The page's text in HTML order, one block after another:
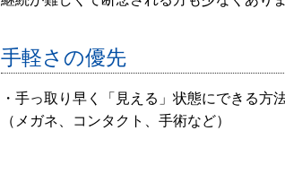
手軽さの優先
・手っ取り早く「見える」状態にできる方
（メガネ、コンタクト、手術など）